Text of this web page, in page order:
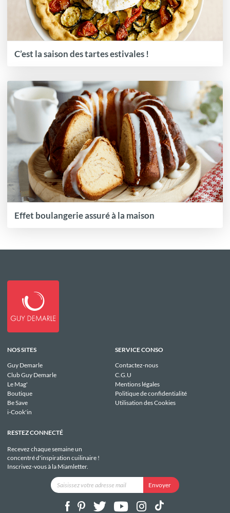
C’est la saison des tartes estivales !
Effet boulangerie assuré à la maison
NOS SITES
Guy Demarle
Club Guy Demarle
Le Mag'
Boutique
Be Save
i-Cook'in
SERVICE CONSO
Contactez-nous
C.G.U
Mentions légales
Politique de confidentialité
Utilisation des Cookies
RESTEZ CONNECTÉ
Recevez chaque semaine un
concentré d'inspiration cuilinaire !
Inscrivez-vous à la Miamletter.